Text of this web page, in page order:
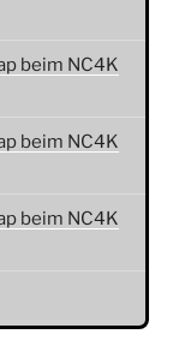
beim NC4K
beim NC4K
beim NC4K